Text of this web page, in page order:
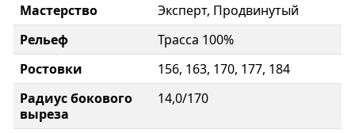
Мастерство
Эксперт, Продвинутый
Рельеф
Трасса 100%
Ростовки
156, 163, 170, 177, 184
Радиус бокового
выреза
14,0/170